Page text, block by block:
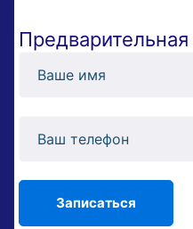
Предварительная